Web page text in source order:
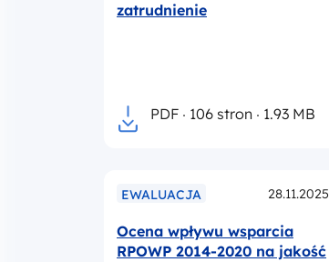
zatrudnienie
PDF 106 stron 1.93 MB
EWALUACJA 28.11.2025
Ocena wpływu wsparcia
RPOWP 2014-2020 na jakość